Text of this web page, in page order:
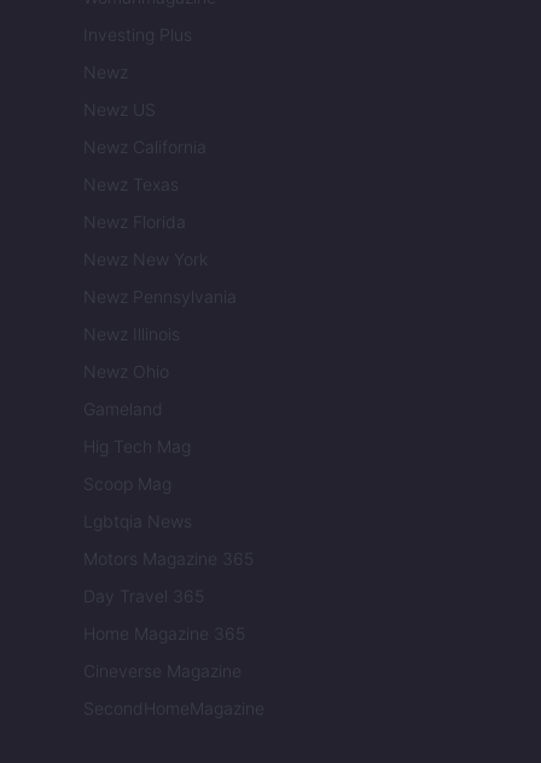
Investing Plus
Newz
Newz US
Newz California
Newz Texas
Newz Florida
Newz New York
Newz Pennsylvania
Newz Illinois
Newz Ohio
Gameland
Hig Tech Mag
Scoop Mag
Lgbtqia News
Motors Magazine 365
Day Travel 365
Home Magazine 365
Cineverse Magazine
SecondHomeMagazine